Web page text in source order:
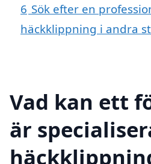
6 Sök efter en
häckklippning i andra
Vad kan ett
är